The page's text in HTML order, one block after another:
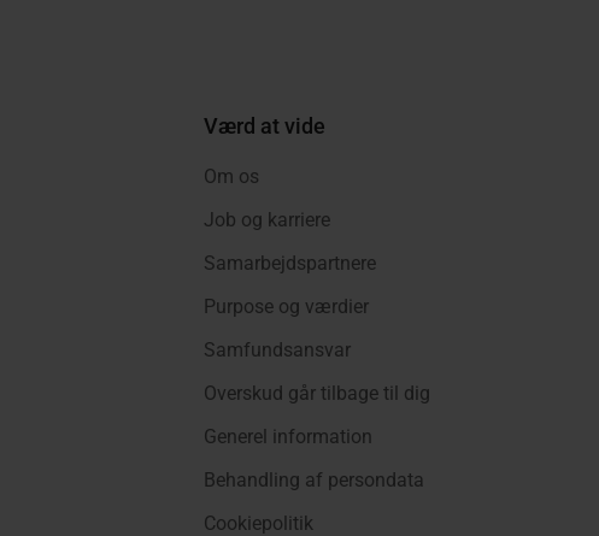
Værd at vide
Om os
Job og karriere
Samarbejdspartnere
Purpose og værdier
Samfundsansvar
Overskud går tilbage til dig
Generel information
Behandling af persondata
Cookiepolitik